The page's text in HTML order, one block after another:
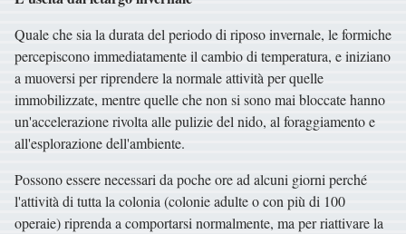
Quale che sia la durata del periodo di riposo invernale, le formiche
percepiscono immediatamente il cambio di temperatura, e iniziano
a muoversi per riprendere la normale attività per quelle
immobilizzate, mentre quelle che non si sono mai bloccate hanno
un'accelerazione rivolta alle pulizie del nido, al foraggiamento e
all'esplorazione dell'ambiente.
Possono essere necessari da poche ore ad alcuni giorni perché
l'attività di tutta la colonia (colonie adulte o con più di 100
operaie) riprenda a comportarsi normalmente, ma per riattivare la